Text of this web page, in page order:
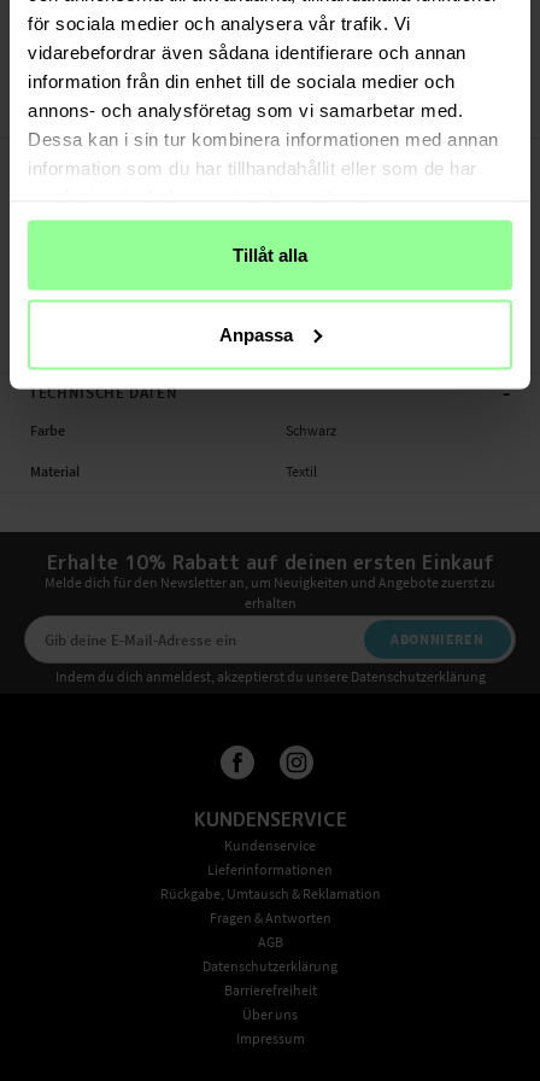
för sociala medier och analysera vår trafik. Vi
vidarebefordrar även sådana identifierare och annan
information från din enhet till de sociala medier och
annons- och analysföretag som vi samarbetar med.
Dessa kan i sin tur kombinera informationen med annan
information som du har tillhandahållit eller som de har
Tillåt alla
Anpassa
Versand aus unserem Lager in Schweden
Bezahle sicher via Klarna oder PayPal
30 Tage Rückgaberecht
Art number: 45742 Haweel
PRODUKTBESCHREIBUNG
Produktart: Aufbewahrungstasche
TECHNISCHE DATEN -
Farbe Schwarz
Material Textil
Erhalte 10% Rabatt auf deinen ersten Einkauf
Melde dich für den Newsletter an, um Neuigkeiten und Angebote zuerst zu
erhalten
ABONNIEREN
Indem du dich anmeldest, akzeptierst du unsere Datenschutzerklärung
KUNDENSERVICE
Kundenservice
Lieferinformationen
Rückgabe, Umtausch & Reklamation
Fragen & Antworten
AGB
Datenschutzerklärung
Barrierefreiheit
Über uns
Impressum